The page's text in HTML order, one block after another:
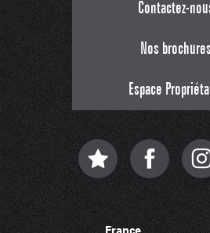
Contactez-
Nos brochures
Espace